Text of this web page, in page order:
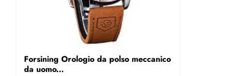
Forsining Orologio da polso meccanico
da uomo...